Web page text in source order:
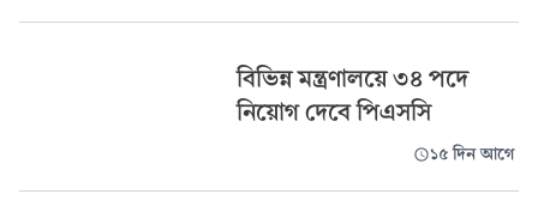
বিভিন্ন মন্ত্রণালয়ে ৩৪ পদে
নিয়োগ দেবে পিএসসি
১৫ দিন আগে